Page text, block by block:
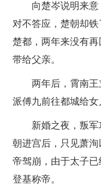
向楚岑说明来
对不答应，楚朝却
楚都，两年来没有
带给父亲。
两年后，霄南
派傅九前往都城给女
新婚之夜，叛
朝进宫后，只见萧
帝驾崩，由于太子
登基称帝。